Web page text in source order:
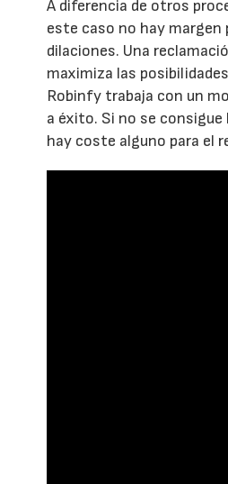
A diferencia de otros
este caso no hay margen
dilaciones. Una
maximiza las
Robinfy trabaja con un
a éxito. Si no se consigue
hay coste alguno para el